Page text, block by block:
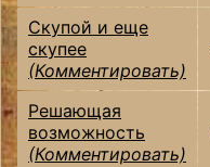
Скупой и еще
скупее
(Комментировать)
Решающая
возможность
(Комментировать)